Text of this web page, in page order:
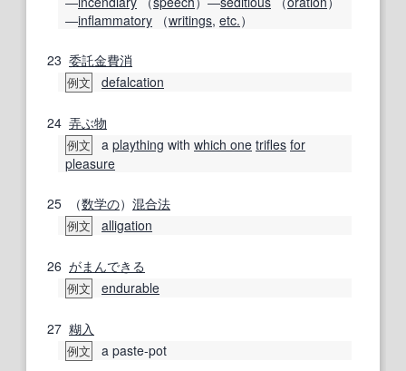
―inflammatory （writings, etc.）
23 委託金費消
例文 defalcation
24 弄ぶ物
例文 a plaything with which one trifles for
pleasure
25 （数学の） 混合法
例文 alligation
26 がまんできる
例文 endurable
27 糊入
例文 a paste-pot